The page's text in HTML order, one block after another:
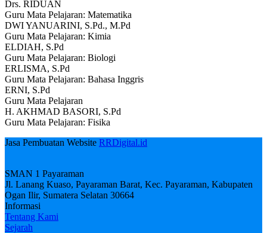
Drs. RIDUAN
Guru Mata Pelajaran: Matematika
DWI YANUARINI, S.Pd., M.Pd
Guru Mata Pelajaran: Kimia
ELDIAH, S.Pd
Guru Mata Pelajaran: Biologi
ERLISMA, S.Pd
Guru Mata Pelajaran: Bahasa Inggris
ERNI, S.Pd
Guru Mata Pelajaran
H. AKHMAD BASORI, S.Pd
Guru Mata Pelajaran: Fisika
Jasa Pembuatan Website RRDigital.id
SMAN 1 Payaraman
Jl. Lanang Kuaso, Payaraman Barat, Kec. Payaraman, Kabupaten
Ogan Ilir, Sumatera Selatan 30664
Informasi
Tentang Kami
Sejarah